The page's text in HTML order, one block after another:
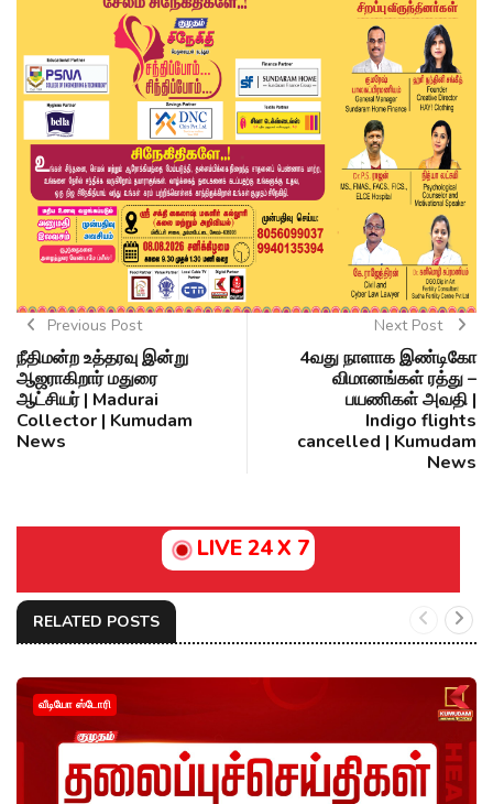
Previous Post
நீதிமன்ற உத்தரவு இன்று
ஆஜராகிறார் மதுரை
ஆட்சியர் | Madurai
Collector | Kumudam
News
Next Post
4வது நாளாக இண்டிகோ
விமானங்கள் ரத்து –
பயணிகள் அவதி |
Indigo flights
cancelled | Kumudam
News
LIVE 24 X 7
RELATED POSTS
வீடியோ ஸ்டோரி